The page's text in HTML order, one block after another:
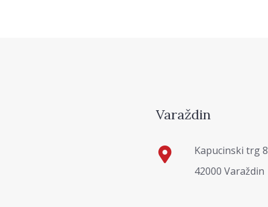
Varaždin
Kapucinski trg 8
42000 Varaždin